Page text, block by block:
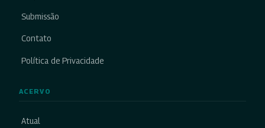
Submissão
Contato
Política de Privacidade
ACERVO
Atual